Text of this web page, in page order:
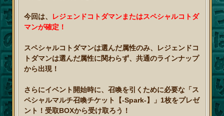
今回は、
レジェンドコトダマンまたはスペシャルコトダ
マンが確定！
スペシャルコトダマンは選んだ属性のみ、レジェンドコ
トダマンは選んだ属性に関わらず、共通のラインナップ
から出現！
さらにイベント開始時に、召喚を引くために必要な「ス
ペシャルマルチ召喚チケット【-Spark-】」1枚をプレゼ
ント！受取BOXから受け取ろう！